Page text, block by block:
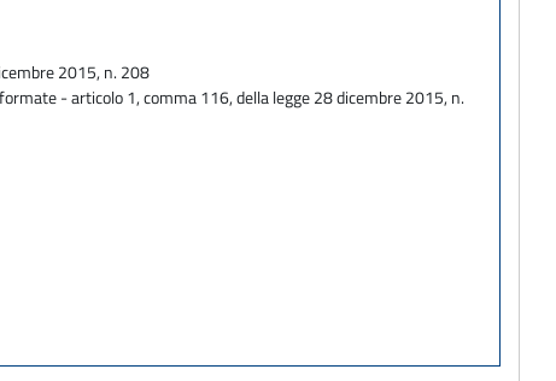
2015, n. 208
- articolo 1, comma 116, della legge 28 dicembre 2015, n.